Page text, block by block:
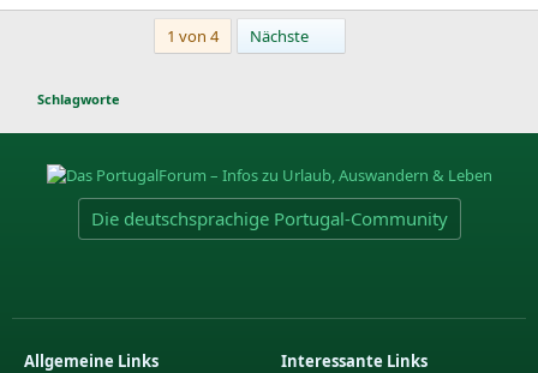
1 von 4 Nächste
Schlagworte
Die deutschsprachige Portugal-Community
Allgemeine Links
Interessante Links